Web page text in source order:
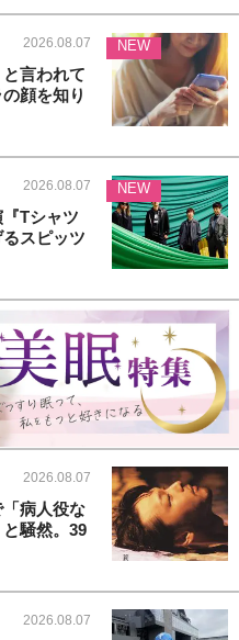
2026.08.07
言われて
顔を知り
NEW
2026.08.07
Tシャツ
スピッツ
NEW
2026.08.07
病人役な
騒然。39
2026.08.07